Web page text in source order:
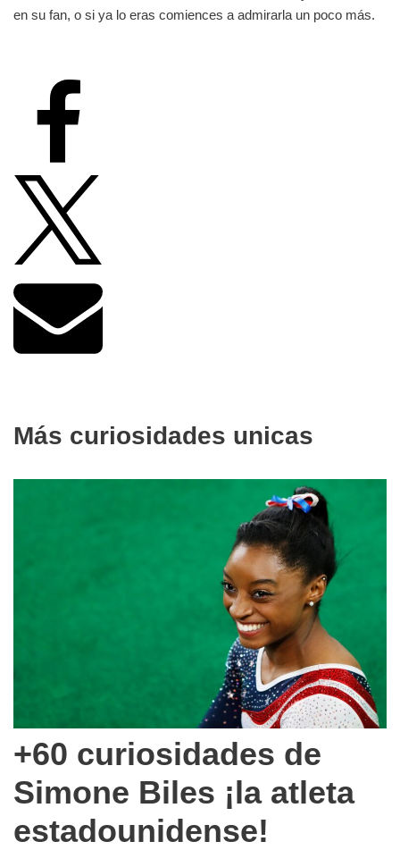
en su fan, o si ya lo eras comiences a admirarla un poco más.
Más curiosidades unicas
+60 curiosidades de
Simone Biles ¡la atleta
estadounidense!